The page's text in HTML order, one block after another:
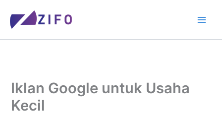
content
Iklan Google untuk Usaha
Kecil